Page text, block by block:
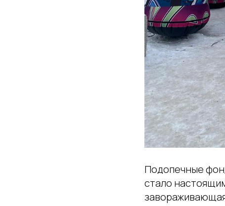
Подопечные
стало